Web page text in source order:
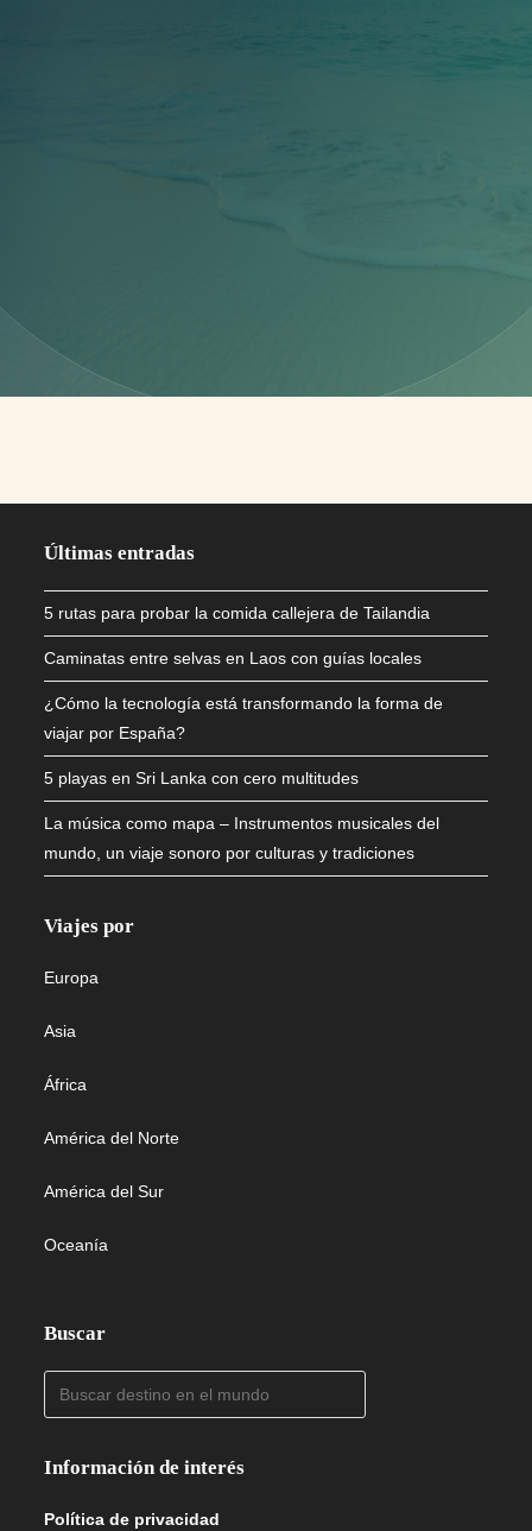
Últimas entradas
5 rutas para probar la comida callejera de Tailandia
Caminatas entre selvas en Laos con guías locales
¿Cómo la tecnología está transformando la forma de
viajar por España?
5 playas en Sri Lanka con cero multitudes
La música como mapa – Instrumentos musicales del
mundo, un viaje sonoro por culturas y tradiciones
Viajes por
Europa
Asia
África
América del Norte
América del Sur
Oceanía
Buscar
Información de interés
Política de privacidad